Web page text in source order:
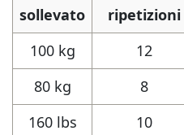
sollevato
ripetizioni
100 kg
12
80 kg
8
160 lbs
10